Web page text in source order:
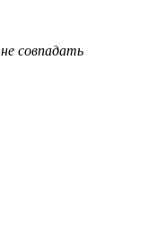
совпадать